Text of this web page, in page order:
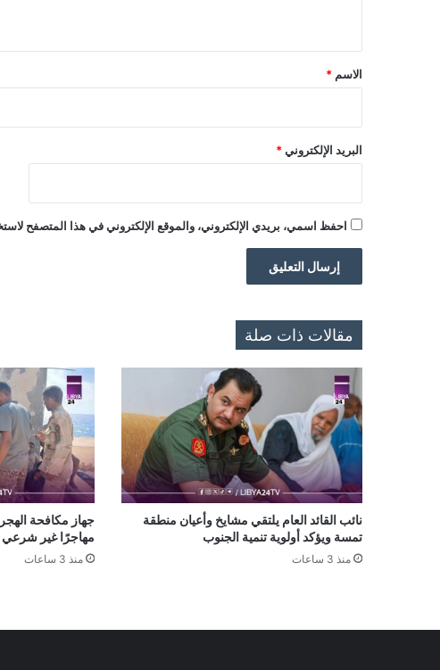
*
الاسم *
البريد الإلكتروني *
احفظ اسمي، بريدي الإلكتروني، والموقع الإلكتروني في هذا المتصفح
مقالات ذات صلة
نائب القائد العام يلتقي مشايخ وأعيان منطقة
تمسة ويؤكد أولوية تنمية الجنوب
منذ 3 ساعات
مهاجرًا غير شرعي
منذ 3 ساعات